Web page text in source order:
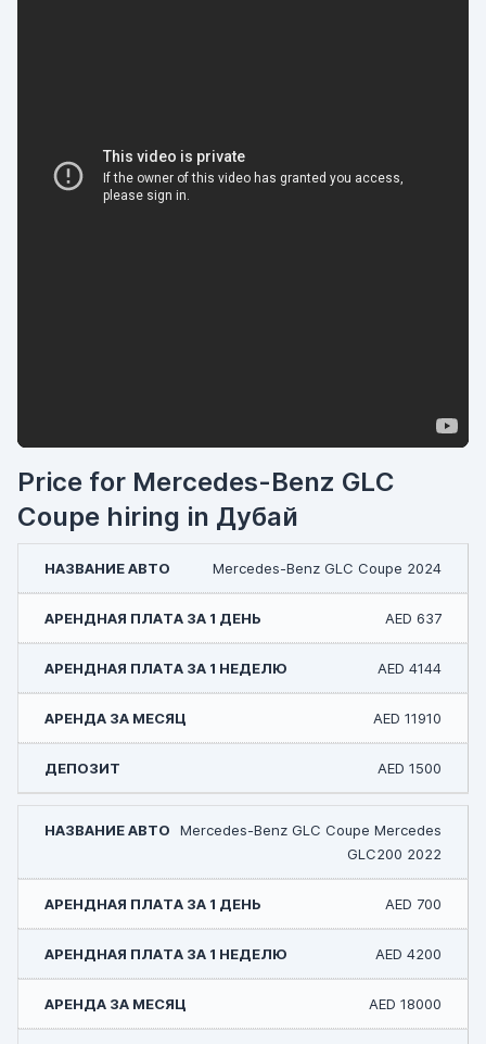
Price for Mercedes-Benz GLC
Coupe hiring in Дубай
Mercedes-Benz GLC Coupe 2024
AED 637
AED 4144
AED 11910
AED 1500
Mercedes-Benz GLC Coupe Mercedes
GLC200 2022
AED 700
AED 4200
AED 18000